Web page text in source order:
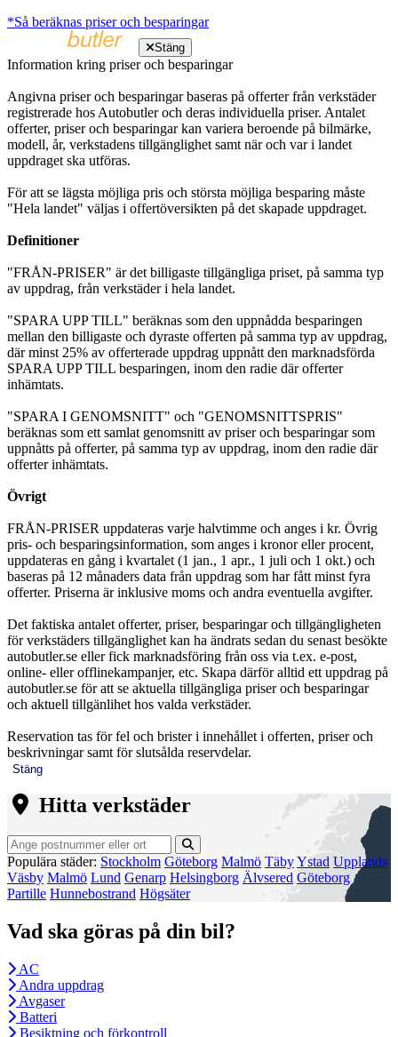
*Så beräknas priser och besparingar
Stäng
Information kring priser och besparingar
Angivna priser och besparingar baseras på offerter från verkstäder
registrerade hos Autobutler och deras individuella priser. Antalet
offerter, priser och besparingar kan variera beroende på bilmärke,
modell, år, verkstadens tillgänglighet samt när och var i landet
uppdraget ska utföras.
För att se lägsta möjliga pris och största möjliga besparing måste
"Hela landet" väljas i offertöversikten på det skapade uppdraget.
Definitioner
"FRÅN-PRISER" är det billigaste tillgängliga priset, på samma typ
av uppdrag, från verkstäder i hela landet.
"SPARA UPP TILL" beräknas som den uppnådda besparingen
mellan den billigaste och dyraste offerten på samma typ av uppdrag,
där minst 25% av offerterade uppdrag uppnått den marknadsförda
SPARA UPP TILL besparingen, inom den radie där offerter
inhämtats.
"SPARA I GENOMSNITT" och "GENOMSNITTSPRIS"
beräknas som ett samlat genomsnitt av priser och besparingar som
uppnåtts på offerter, på samma typ av uppdrag, inom den radie där
offerter inhämtats.
Övrigt
FRÅN-PRISER uppdateras varje halvtimme och anges i kr. Övrig
pris- och besparingsinformation, som anges i kronor eller procent,
uppdateras en gång i kvartalet (1 jan., 1 apr., 1 juli och 1 okt.) och
baseras på 12 månaders data från uppdrag som har fått minst fyra
offerter. Priserna är inklusive moms och andra eventuella avgifter.
Det faktiska antalet offerter, priser, besparingar och tillgängligheten
för verkstäders tillgänglighet kan ha ändrats sedan du senast besökte
autobutler.se eller fick marknadsföring från oss via t.ex. e-post,
online- eller offlinekampanjer, etc. Skapa därför alltid ett uppdrag på
autobutler.se för att se aktuella tillgängliga priser och besparingar
och aktuell tillgänlihet hos valda verkstäder.
Reservation tas för fel och brister i innehållet i offerten, priser och
beskrivningar samt för slutsålda reservdelar.
Stäng
Hitta verkstäder
Populära städer: Stockholm Göteborg Malmö TäbyYstad Upplands
Väsby Malmö Lund Genarp Helsingborg Älvsered Göteborg
Partille Hunnebostrand Högsäter
Vad ska göras på din bil?
AC
Andra uppdrag
Avgaser
Batteri
Besiktning och förkontroll